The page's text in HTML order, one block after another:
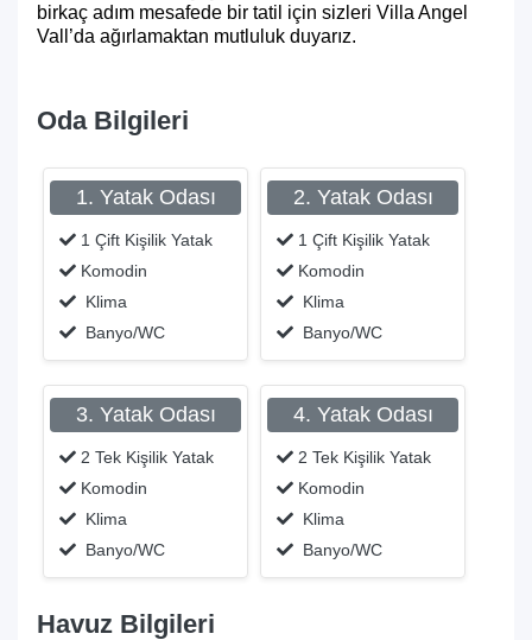
birkaç adım mesafede bir tatil için sizleri Villa Angel
Vall’da ağırlamaktan mutluluk duyarız.
Oda Bilgileri
1. Yatak Odası
1 Çift Kişilik Yatak
Komodin
Klima
Banyo/WC
2. Yatak Odası
1 Çift Kişilik Yatak
Komodin
Klima
Banyo/WC
3. Yatak Odası
2 Tek Kişilik Yatak
Komodin
Klima
Banyo/WC
4. Yatak Odası
2 Tek Kişilik Yatak
Komodin
Klima
Banyo/WC
Havuz Bilgileri